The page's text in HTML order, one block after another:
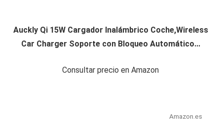
Auckly Qi 15W Cargador Inalámbrico Coche,Wireless
Car Charger Soporte con Bloqueo Automático...
Consultar precio en Amazon
Amazon.es